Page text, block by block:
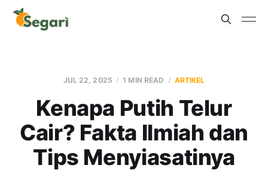
JUL 22, 2025 1 MIN READ ARTIKEL
Kenapa Putih Telur
Cair? Fakta Ilmiah dan
Tips Menyiasatinya